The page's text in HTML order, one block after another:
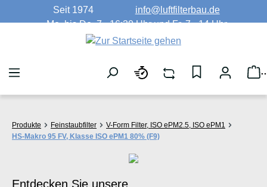
Zum Hauptinhalt springen
Seit 1974
info@luftfilterbau.de
Mo. bis Do. 7 - 16:30 Uhr und Fr. 7 - 14 Uhr
Produkte Feinstaubfilter
V-Form Filter, ISO ePM2.5, ISO ePM1
HS-Makro 95 FV, Klasse ISO ePM1 80% (F9)
Entdecken Sie unsere